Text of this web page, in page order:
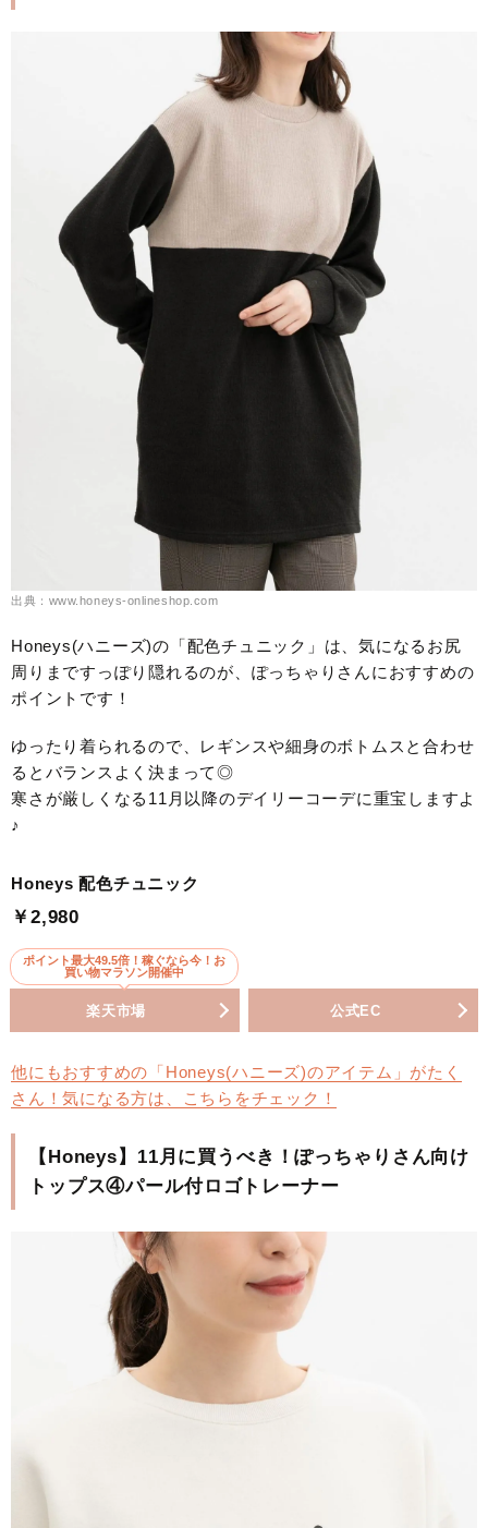
出典：www.honeys-onlineshop.com
Honeys(ハニーズ)の「配色チュニック」は、気になるお尻
周りまですっぽり隠れるのが、ぽっちゃりさんにおすすめの
ポイントです！
ゆったり着られるので、レギンスや細身のボトムスと合わせ
るとバランスよく決まって◎
寒さが厳しくなる11月以降のデイリーコーデに重宝しますよ
♪
Honeys 配色チュニック
￥2,980
ポイント最大49.5倍！稼ぐなら今！お
買い物マラソン開催中
楽天市場 公式EC
他にもおすすめの「Honeys(ハニーズ)のアイテム」がたく
さん！気になる方は、こちらをチェック！
【Honeys】11月に買うべき！ぽっちゃりさん向け
トップス④パール付ロゴトレーナー